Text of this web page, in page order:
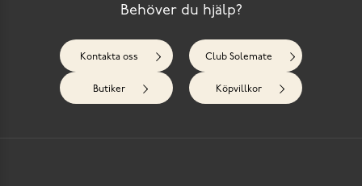
Behöver du hjälp?
Kontakta oss Club Solemate
Butiker Köpvillkor